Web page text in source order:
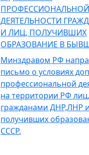
ПРОФЕССИОНАЛЬНОЙ
ДЕЯТЕЛЬНОСТИ
И ЛИЦ, ПОЛУЧИВШИХ
ОБРАЗОВАНИЕ В
Минздравом РФ
письмо о условиях
профессиональной
на территории РФ
гражданами ДНР,ЛНР
получивших
СССР.